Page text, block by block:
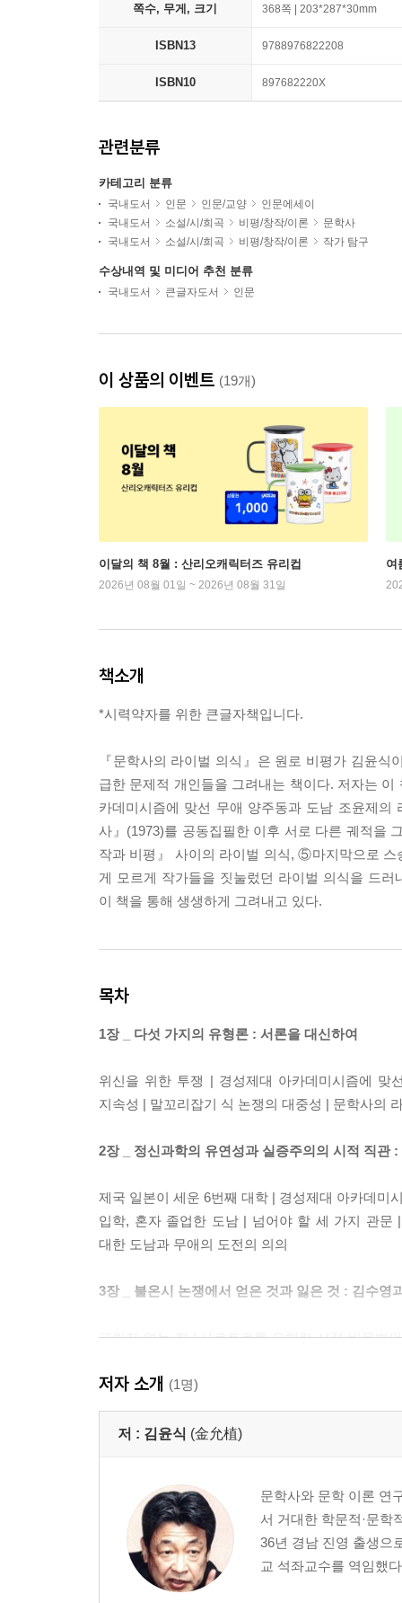
쪽수, 무게, 크기 368쪽 | 203*287*30mm
ISBN13 9788976822208
ISBN10 897682220X
관련분류
카테고리 분류
국내도서 인문 인문/교양
인문에세이
국내도서
소설/시/희곡 비평/창작/이론
문학사
국내도서
소설/시/희곡 비평/창작/이론 작가 탐구
수상내역 및 미디어 추천 분류
국내도서 큰글자도서 인문
이 상품의 이벤트 (19개)
이달의 책 8월 : 산리오캐릭터즈 유리컵
2026년 08월 01일 ~ 2026년 08월 31일
여
책소개
*시력약자를 위한 큰글자책입니다.
『문학사의 라이벌 의식』은 원로 비평가 김윤식
급한 문제적 개인들을 그려내는 책이다. 저자는
카데미시즘에 맞선 무애 양주동과 도남 조윤제
사』(1973)를 공동집필한 이후 서로 다른 궤적을
작과 비평』 사이의 라이벌 의식, ⑤마지막으로
게 모르게 작가들을 짓눌렀던 라이벌 의식을 드
이 책을 통해 생생하게 그려내고 있다.
목차
1장 _ 다섯 가지의 유형론 : 서론을 대신하여
위신을 위한 투쟁 | 경성제대 아카데미시즘에
지속성 | 말꼬리잡기 식 논쟁의 대중성 | 문학사의
2장 _ 정신과학의 유연성과 실증주의의 시적 직관
제국 일본이 세운 6번째 대학 | 경성제대 아카데미
입학, 혼자 졸업한 도남 | 넘어야 할 세 가지 관문
대한 도남과 무애의 도전의 의의
3장 _ 불온시 논쟁에서 얻은 것과 잃은 것 : 김수영
그림자 없는 적 | 사르트르를 오해한 시적 비유법
4장 _ ‘실증주의 정신’과 ‘실존적 정신분석’의 어
선험적 가난 : 이청준이라는 벽 | ‘실증주의적
『한국문학의 위상』 | 『책읽기의 괴로움』이 실
5장 _ ‘논리’로서의 문학, ‘해석’으로서의 문학 :
저자 소개 (1명)
저 : 김윤식 (金允植)
문학사와 문학 이론 연
서 거대한 학문적·문학
36년 경남 진영 출생으
교 석좌교수를 역임했